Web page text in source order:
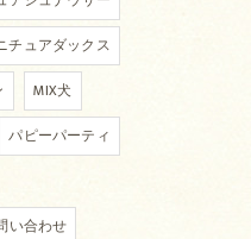
チュアダックス
MIX犬
パピーパーティ
い合わせ